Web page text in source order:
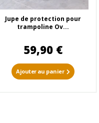
Jupe de protection pour
trampoline Ov...
59,90 €
Ajouter au panier